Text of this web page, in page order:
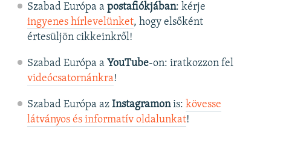
Szabad Európa a postafiókjában: kérje
ingyenes hírlevelünket, hogy elsőként
értesüljön cikkeinkről!
Szabad Európa a YouTube-on: iratkozzon fel
videócsatornánkra!
Szabad Európa az Instagramonis: kövesse
látványos és informatív oldalunkat! ​